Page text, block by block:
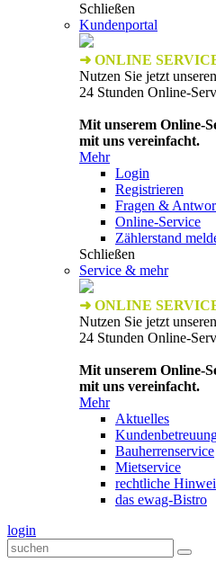
Schließen
Kundenportal
➜ ONLINE
Nutzen Sie jetzt
24 Stunden Online-
Mit unserem Online-
mit uns vereinfacht.
Mehr
Login
Registrieren
Fragen &
Online-Service
Zählerstand
Schließen
Service & mehr
➜ ONLINE
Nutzen Sie jetzt
24 Stunden Online-
Mit unserem Online-
mit uns vereinfacht.
Mehr
Aktuelles
Bauherrenservice
Mietservice
rechtliche
das ewag-Bistro
login